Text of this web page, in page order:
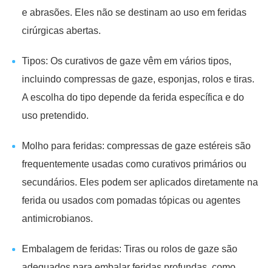
e abrasões. Eles não se destinam ao uso em feridas
cirúrgicas abertas.
Tipos: Os curativos de gaze vêm em vários tipos,
incluindo compressas de gaze, esponjas, rolos e tiras.
A escolha do tipo depende da ferida específica e do
uso pretendido.
Molho para feridas: compressas de gaze estéreis são
frequentemente usadas como curativos primários ou
secundários. Eles podem ser aplicados diretamente na
ferida ou usados com pomadas tópicas ou agentes
antimicrobianos.
Embalagem de feridas: Tiras ou rolos de gaze são